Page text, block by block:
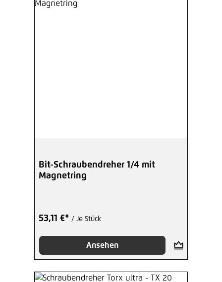
Bit-Schraubendreher 1/4 mit
Magnetring
53,11 €* / Je Stück
Ansehen